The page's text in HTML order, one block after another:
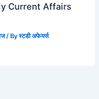
Current Affairs
/ Byस्टडी अफेयर्स